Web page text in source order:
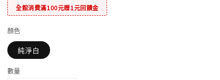
全館消費滿100元贈1元回饋金
顏色
純淨白
數量